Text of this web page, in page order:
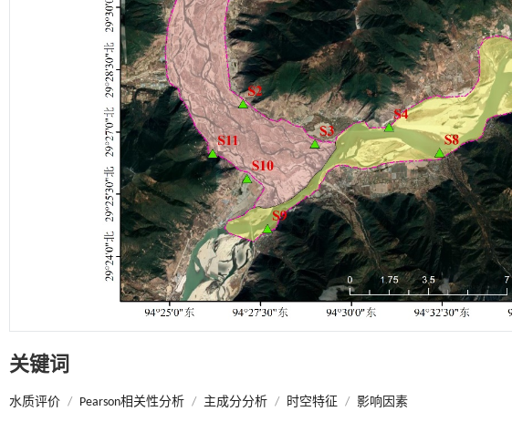
关键词
水质评价 / Pearson相关性分析 / 主成分分析 / 时空特征 / 影响因素